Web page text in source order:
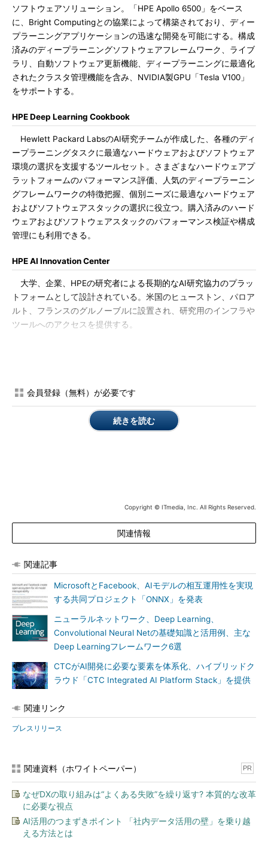
ソフトウェアソリューション。「HPE Apollo 6500」をベース
に、Bright Computingとの協業によって構築されており、ディー
プラーニングアプリケーションの迅速な開発を可能にする。構成
済みのディープラーニングソフトウェアフレームワーク、ライブ
ラリ、自動ソフトウェア更新機能、ディープラーニングに最適化
されたクラスタ管理機能を含み、NVIDIA製GPU「Tesla V100」
をサポートする。
HPE Deep Learning Cookbook
Hewlett Packard LabsのAI研究チームが作成した、各種のディ
ープラーニングタスクに最適なハードウェアおよびソフトウェア
環境の選択を支援するツールセット。さまざまなハードウェアプ
ラットフォームのパフォーマンス評価、人気のディープラーニン
グフレームワークの特徴把握、個別ニーズに最適なハードウェア
およびソフトウェアスタックの選択に役立つ。購入済みのハード
ウェアおよびソフトウェアスタックのパフォーマンス検証や構成
管理にも利用できる。
HPE AI Innovation Center
大学、企業、HPEの研究者による長期的なAI研究協力のプラッ
トフォームとして設計されている。米国のヒューストン、パロア
ルト、フランスのグルノーブルに設置され、研究用のインフラや
ツールへのアクセスを提供する。
期的なROI（投資対効果）向上を実現できるように支援する。ま
たHPEシステム上で、NVIDIA GPUをはじめとした最新の技術や
ノウハウを一部の顧客に提供する。Enhanced HPE CoEは現在、
「今日の世界では膨大な量のデータが日々生成されており、デ
ィープラーニングは、こうしたデータからインテリジェンスを引
リューションはない。各企業は固有のニーズを持っており、ディ
ープラーニングインフラの導入、スケーリング、最適化に向けた
個別のアプローチを必要としている。われわれHPEは、業界をリ
ードするインフラポートフォリオ、AIノウハウ、ワールドクラス
の研究、パートナーエコシステムを通じて、顧客のAI活用を支援
していく」
会員登録（無料）が必要です
続きを読む
Copyright © ITmedia, Inc. All Rights Reserved.
関連情報
関連記事
MicrosoftとFacebook、AIモデルの相互運用性を実現
する共同プロジェクト「ONNX」を発表
ニューラルネットワーク、Deep Learning、
Convolutional Neural Netの基礎知識と活用例、主な
Deep Learningフレームワーク6選
CTCがAI開発に必要な要素を体系化、ハイブリッドク
ラウド「CTC Integrated AI Platform Stack」を提供
関連リンク
プレスリリース
関連資料（ホワイトペーパー） PR
なぜDXの取り組みは“よくある失敗”を繰り返す? 本質的な改革
に必要な視点
AI活用のつまずきポイント 「社内データ活用の壁」を乗り越
える方法とは